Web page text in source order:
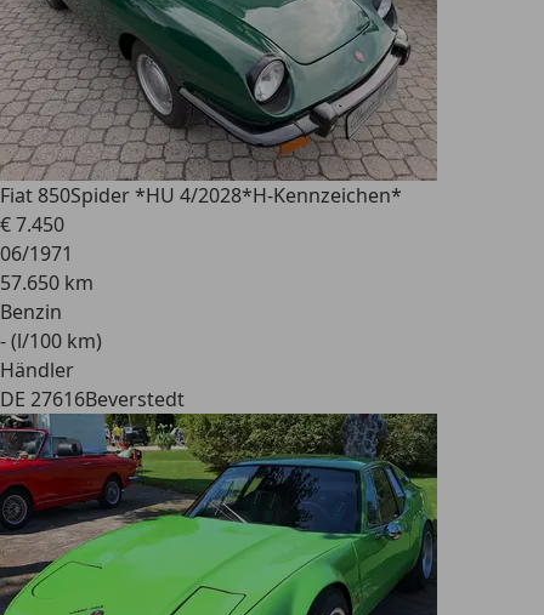
Fiat 850Spider *HU 4/2028*H-Kennzeichen*
€ 7.450
06/1971
57.650 km
Benzin
- (l/100 km)
Händler
DE 27616Beverstedt